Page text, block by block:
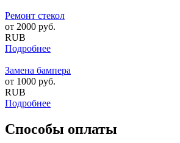
Ремонт стекол
от 2000 руб.
RUB
Подробнее
Замена бампера
от 1000 руб.
RUB
Подробнее
Способы оплаты